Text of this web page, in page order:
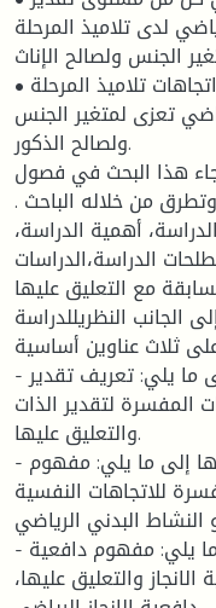
لدى تلاميذ المرحلة
الجنس ولصالح الإناث.
• توجد فروق ذات دلالة إحصائية في اتجاهات تلاميذ المرحلة
تعزى لمتغير الجنس
ولصالح الذكور.
هذا البحث في فصول
. الفصل الأول (الإطار العام للدراسة): وتطرق من خلاله الباحث
أهمية الدراسة،
الدراسة،الدراسات
مع التعليق عليها.
الجانب النظريللدراسة
ثلاث عناوين أساسية:
- تقدير الذات وتم التطرق فيه إلى ما يلي: تعريف تقدير
المفسرة لتقدير الذات
والتعليق عليها.
- الاتجاهات النفسية وتم التطرق فيها إلى ما يلي: مفهوم
للاتجاهات النفسية
النشاط البدني الرياضي.
- دافعية الانجاز وتم التطرق فيها إلى ما يلي: مفهوم دافعية
الانجاز والتعليق عليها،